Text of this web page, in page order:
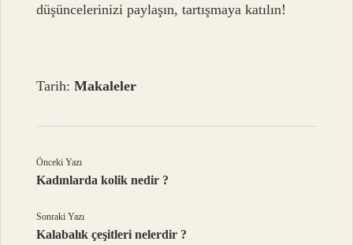
düşüncelerinizi paylaşın, tartışmaya katılın!
Tarih:Makaleler
Önceki Yazı
Kadınlarda kolik nedir ?
Sonraki Yazı
Kalabalık çeşitleri nelerdir ?